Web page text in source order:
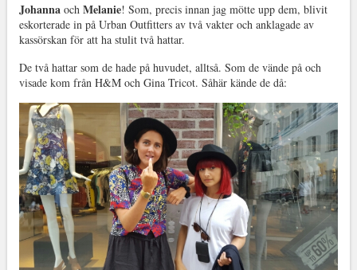
Johannaoch Melanie! Som, precis innan jag mötte upp dem, blivit
eskorterade in på Urban Outfitters av två vakter och anklagade av
kassörskan för att ha stulit två hattar.
De två hattar som de hade på huvudet, alltså. Som de vände på och
visade kom från H&M och Gina Tricot. Såhär kände de då: